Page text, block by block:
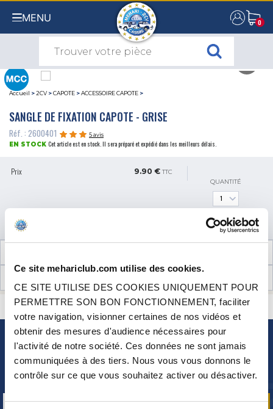
Ce site mehariclub.com utilise des cookies.
CE SITE UTILISE DES COOKIES UNIQUEMENT POUR
PERMETTRE SON BON FONCTIONNEMENT, faciliter
votre navigation, visionner certaines de nos vidéos et
obtenir des mesures d'audience nécessaires pour
l'activité de notre société. Ces données ne sont jamais
communiquées à des tiers. Nous vous vous donnons le
contrôle sur ce que vous souhaitez activer ou désactiver.
MENU 0
0
Accueil >2CV >CAPOTE >ACCESSOIRE CAPOTE >
SANGLE DE FIXATION CAPOTE - GRISE
Réf. : 2600401
5 avis
EN STOCK Cet article est en stock. Il sera préparé et expédié dans les meilleurs délais.
Prix 9.90 € TTC
QUANTITÉ
UNE QUESTION ? BESOIN D 'AIDE ? CONTACTEZ-NOUS
NEWSLETTER
Inscrivez-vous pour recevoir gratuitement
nos offres promos et actualités produits